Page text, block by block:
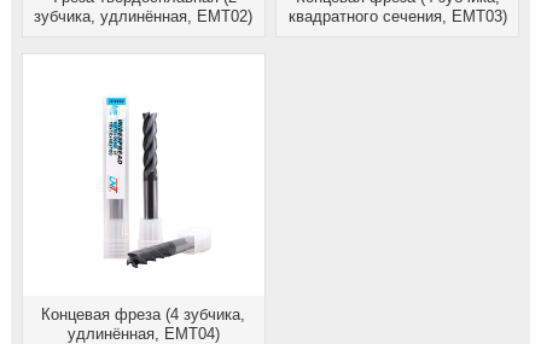
зубчика, удлинённая, EMT02)
квадратного сечения, EMT03)
Концевая фреза (4 зубчика,
удлинённая, EMT04)